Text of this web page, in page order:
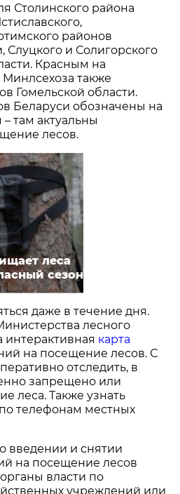
Столинского района
районов
Слуцкого и Солигорского
Красным на
также
Гомельской области.
Беларуси обозначены на
там актуальны
лесов.
леса
сезон
даже в течение дня.
лесного
интерактивная карта
на посещение лесов. С
отследить, в
запрещено или
леса. Также узнать
телефонам местных
введении и снятии
на посещение лесов
власти по
учреждений или